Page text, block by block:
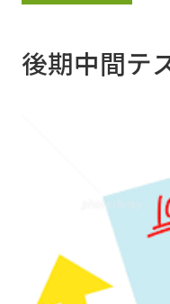
たら、お菓子を
げる～」と、おす
試です。生徒全員
頑張っていきたい
後期中間テ